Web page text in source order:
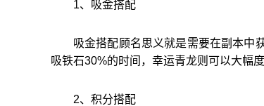
1、吸金搭配
吸金搭配顾名思义就是需要在副本中
吸铁石30%的时间，幸运青龙则可以大幅
2、积分搭配